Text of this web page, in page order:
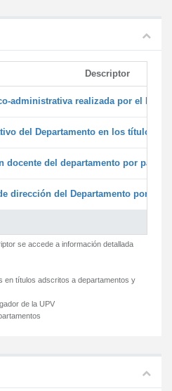
Descriptor
administrativa realizada por el
del Departamento en los títulos de
docente del departamento por parte
dirección del Departamento por
se accede a información detallada
en títulos adscritos a departamentos y
de la UPV